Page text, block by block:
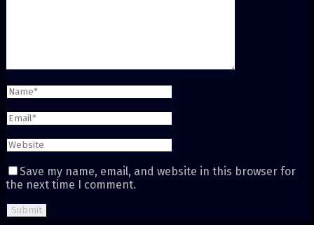
Save my name, email, and website in this browser for
the next time I comment.